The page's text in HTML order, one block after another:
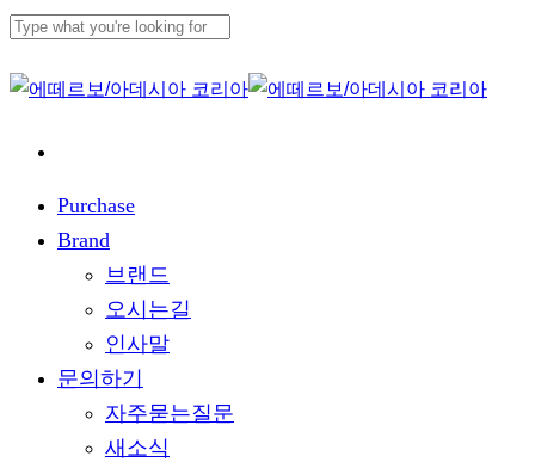
Skip
main
Close
Purchase
Brand
브랜드
오시는길
인사말
문의하기
자주묻는질문
새소식